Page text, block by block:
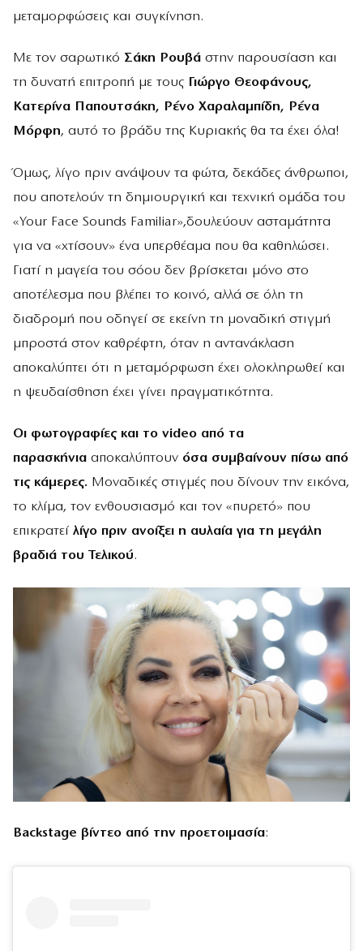
μεταμορφώσεις και συγκίνηση.
Με τον σαρωτικό Σάκη Ρουβά στην παρουσίαση και
τη δυνατή επιτροπή με τους Γιώργο Θεοφάνους,
Κατερίνα Παπουτσάκη, Ρένο Χαραλαμπίδη, Ρένα
Μόρφη, αυτό το βράδυ της Κυριακής θα τα έχει όλα!
Όμως, λίγο πριν ανάψουν τα φώτα, δεκάδες άνθρωποι,
που αποτελούν τη δημιουργική και τεχνική ομάδα του
«Your Face Sounds Familiar»,δουλεύουν ασταμάτητα
για να «χτίσουν» ένα υπερθέαμα που θα καθηλώσει.
Γιατί η μαγεία του σόου δεν βρίσκεται μόνο στο
αποτέλεσμα που βλέπει το κοινό, αλλά σε όλη τη
διαδρομή που οδηγεί σε εκείνη τη μοναδική στιγμή
μπροστά στον καθρέφτη, όταν η αντανάκλαση
αποκαλύπτει ότι η μεταμόρφωση έχει ολοκληρωθεί και
η ψευδαίσθηση έχει γίνει πραγματικότητα.
Οι φωτογραφίες και το video από τα
παρασκήνια αποκαλύπτουν όσα συμβαίνουν πίσω από
τις κάμερες. Μοναδικές στιγμές που δίνουν την εικόνα,
το κλίμα, τον ενθουσιασμό και τον «πυρετό» που
επικρατεί λίγο πριν ανοίξει η αυλαία για τη μεγάλη
βραδιά του Τελικού.
Backstage βίντεο από την προετοιμασία: